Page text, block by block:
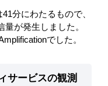
分にわたるもので、
が発生しました。
でした。
サービスの観測